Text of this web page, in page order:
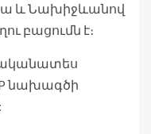
և Նախիջևանով
բացումն է։
ականատես
նախագծի